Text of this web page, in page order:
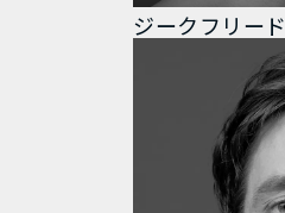
ジークフリード